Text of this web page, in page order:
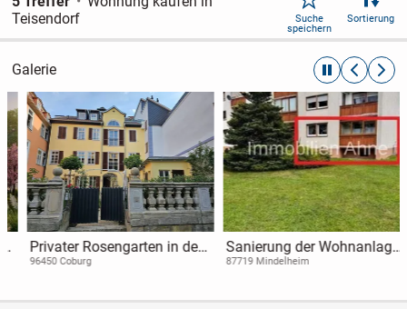
Teisendorf
Suche
speichern
Sortierung
Galerie automatische
Privater Rosengarten in der
Altstadt mit Pavillon und 5-
Coburg
96450 Coburg
Sanierung der Wohnanlage
in 2026 - Kosten sind bereits
Erdgeschoss-Mindelheim!
87719 Mindelheim